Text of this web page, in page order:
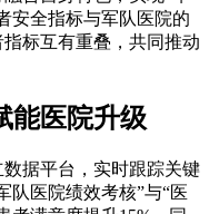
安全指标与军队医院的
标互有重叠，共同推动
能医院升级
据平台，实时跟踪关键
队医院绩效考核”与“医